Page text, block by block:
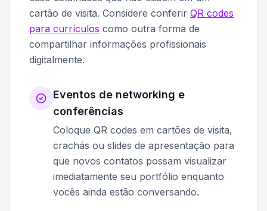
cartão de visita. Considere conferir QR codes
para currículos como outra forma de
compartilhar informações profissionais
digitalmente.
Eventos de networking e
conferências
Coloque QR codes em cartões de visita,
crachás ou slides de apresentação para
que novos contatos possam visualizar
imediatamente seu portfólio enquanto
vocês ainda estão conversando.